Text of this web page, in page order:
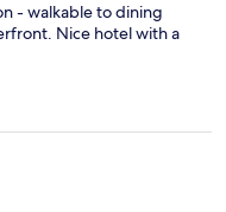
- walkable to dining
Nice hotel with a